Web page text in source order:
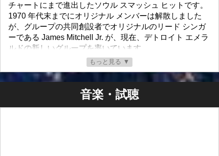
チャートにまで進出したソウル スマッシュ ヒットです。
1970 年代末までにオリジナル メンバーは解散しました
が、グループの共同創設者でオリジナルのリード シンガ
ーである James Mitchell Jr. が、現在、デトロイト エメラ
ルドの新しいグループを率いています。
デトロイト エメラルドは、4 月に新しい LP「There Is No
Distance」をリリースする予定です。この 180 グラムの
透明なグリーンのビニール LP は、500 枚の限定版で発売
され、各コピーには James Mitchell Jr のサイン入り写真
が付属します。
もっと見る ▼
音楽・試聴